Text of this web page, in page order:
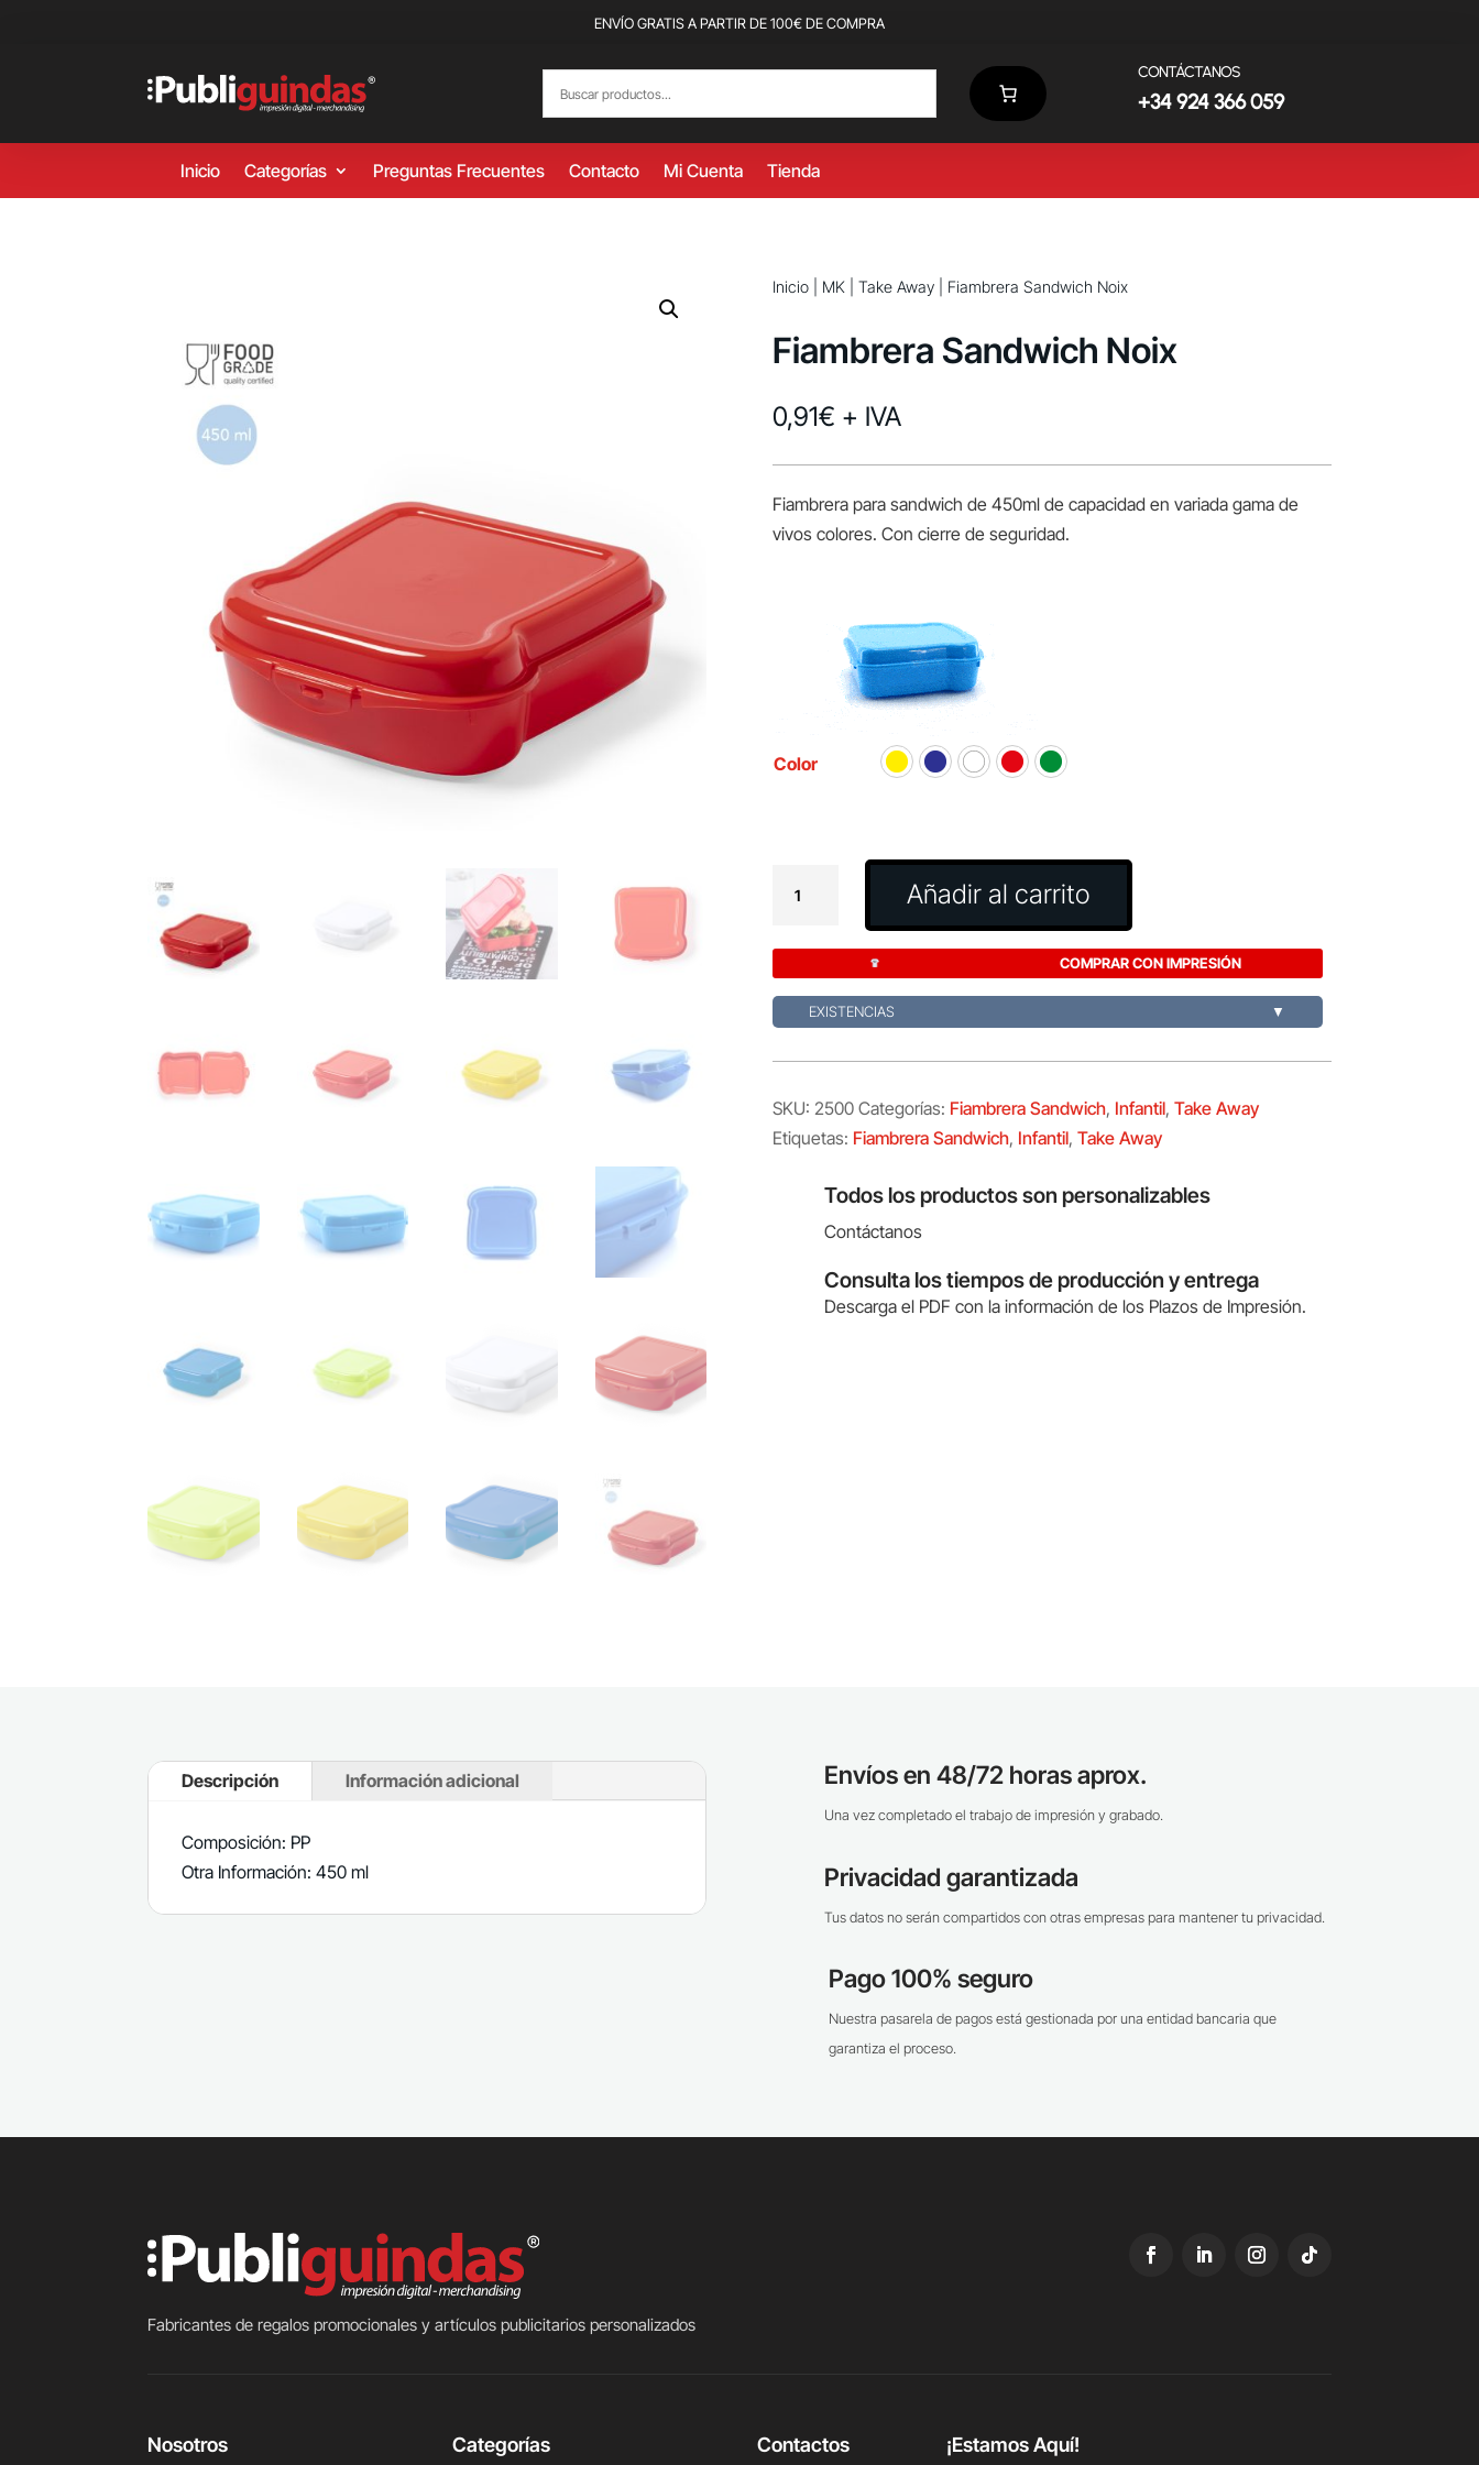
ENVÍO GRATIS A PARTIR DE 100€ DE COMPRA
CONTÁCTANOS
+34 924 366 059
Inicio Categorías Preguntas Frecuentes Contacto Mi Cuenta Tienda
Inicio| MK| Take Away| Fiambrera Sandwich Noix
Fiambrera Sandwich Noix
0,91€ + IVA
Fiambrera para sandwich de 450ml de capacidad en variada gama de
vivos colores. Con cierre de seguridad.
Color
Sandwich
Añadir al carrito
COMPRAR CON IMPRESIÓN
EXISTENCIAS ▼
SKU: 2500 Categorías: Fiambrera Sandwich, Infantil, Take Away
Etiquetas: Fiambrera Sandwich, Infantil, Take Away
Todos los productos son personalizables
Contáctanos
Consulta los tiempos de producción y entrega
Descarga el PDF con la información de los Plazos de Impresión.
Descripción Información adicional
Composición: PP
Otra Información: 450 ml
Envíos en 48/72 horas aprox.
Una vez completado el trabajo de impresión y grabado.
Privacidad garantizada
Tus datos no serán compartidos con otras empresas para mantener tu privacidad.
Pago 100% seguro
Nuestra pasarela de pagos está gestionada por una entidad bancaria que
garantiza el proceso.
Fabricantes de regalos promocionales y artículos publicitarios personalizados
Nosotros Categorías Contactos ¡Estamos Aquí!